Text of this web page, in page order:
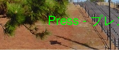
Press - プ